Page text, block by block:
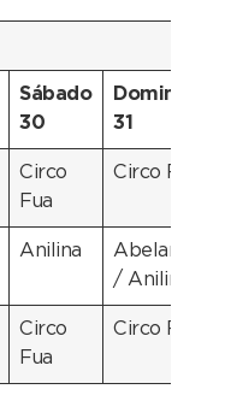
Sábado
30
Domingo
31
Circo
Fua
Circo Fua
Anilina
Abelardo
/ Anilina
Circo
Fua
Circo Fua